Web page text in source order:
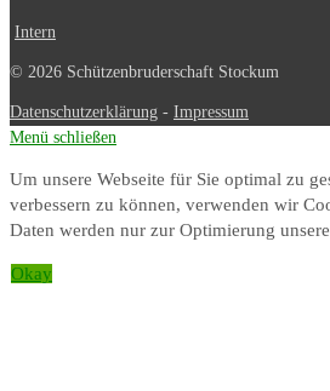
Intern
© 2026 Schützenbruderschaft Stockum
Datenschutzerklärung - Impressum
Menü schließen
Um unsere Webseite für Sie optimal zu
verbessern zu können, verwenden wir
Daten werden nur zur Optimierung
Okay